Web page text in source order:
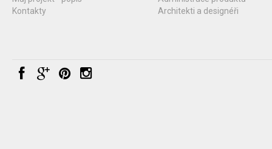
Kontakty
Architekti a designéři